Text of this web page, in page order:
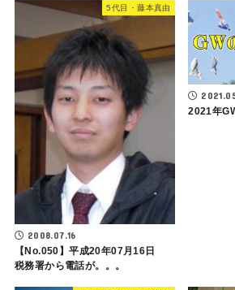
5代目・藤本真由
2008.07.16
【No.050】平成20年07月16日
税務署から電話が。。。
2021年